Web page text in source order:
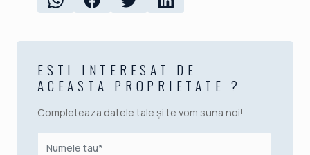
ESTI INTERESAT DE
ACEASTA PROPRIETATE ?
Completeaza datele tale și te vom suna noi!